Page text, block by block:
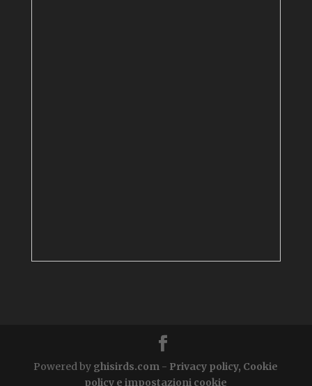
Powered by ghisirds.com - Privacy policy, Cookie
policy e impostazioni cookie